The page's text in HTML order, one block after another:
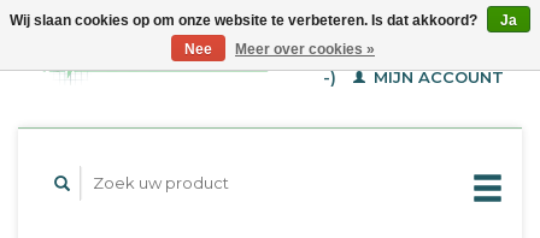
WINKELWAGEN (€--,-
-)
MIJN ACCOUNT
Wij slaan cookies op om onze website te verbeteren. Is dat akkoord?
Ja
Nee
Meer over cookies »